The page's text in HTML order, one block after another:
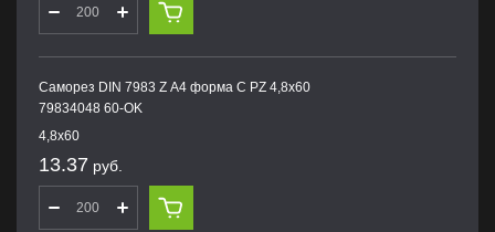
Саморез DIN 7983 Z А4 форма С PZ 4,8х60
79834048 60-OK
4,8х60
13.37 руб.